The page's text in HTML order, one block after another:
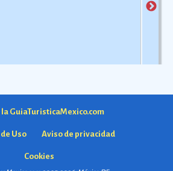
la GuiaTuristicaMexico.com
Uso Aviso de privacidad
Cookies